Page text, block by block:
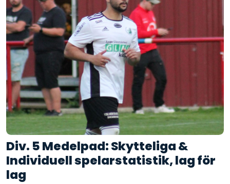
Div. 5 Medelpad: Skytteliga &
Individuell spelarstatistik, lag för
lag